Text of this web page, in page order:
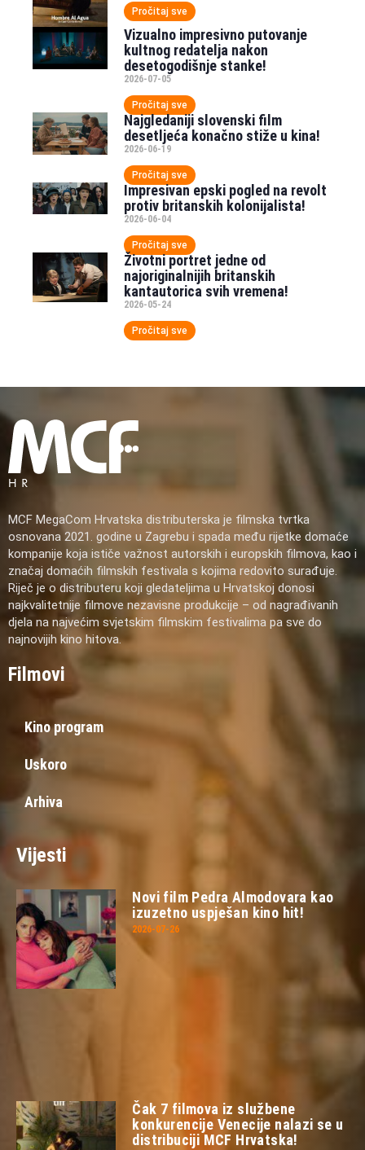
Pročitaj sve
Vizualno impresivno putovanje
kultnog redatelja nakon
desetogodišnje stanke!
2026-07-05
Pročitaj sve
Najgledaniji slovenski film
desetljeća konačno stiže u kina!
2026-06-19
Pročitaj sve
Impresivan epski pogled na revolt
protiv britanskih kolonijalista!
2026-06-04
Pročitaj sve
Životni portret jedne od
najoriginalnijih britanskih
kantautorica svih vremena!
2026-05-24
Pročitaj sve
MCF MegaCom Hrvatska distributerska je filmska tvrtka
osnovana 2021. godine u Zagrebu i spada među rijetke domaće
kompanije koja ističe važnost autorskih i europskih filmova, kao i
značaj domaćih filmskih festivala s kojima redovito surađuje.
Riječ je o distributeru koji gledateljima u Hrvatskoj donosi
najkvalitetnije filmove nezavisne produkcije – od nagrađivanih
djela na najvećim svjetskim filmskim festivalima pa sve do
najnovijih kino hitova.
Filmovi
Kino program
Uskoro
Arhiva
Vijesti
Novi film Pedra Almodovara kao
izuzetno uspješan kino hit!
2026-07-26
Čak 7 filmova iz službene
konkurencije Venecije nalazi se u
distribuciji MCF Hrvatska!